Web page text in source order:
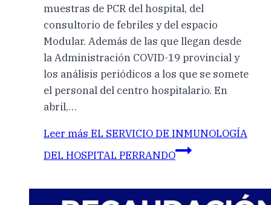
muestras de PCR del hospital, del
consultorio de febriles y del espacio
Modular. Además de las que llegan desde
la Administración COVID-19 provincial y
los análisis periódicos a los que se somete
el personal del centro hospitalario. En
abril,…
Leer más EL SERVICIO DE INMUNOLOGÍA
DEL HOSPITAL PERRANDO